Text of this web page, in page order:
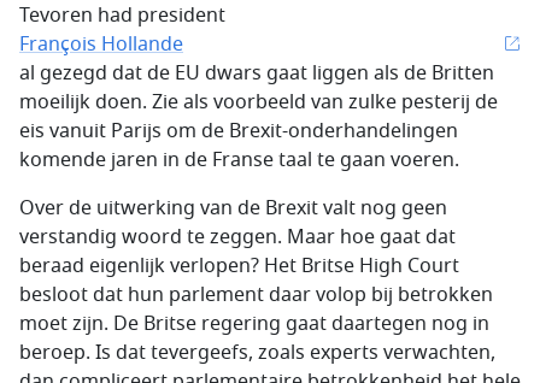
Tevoren had president
François Hollande
al gezegd dat de EU dwars gaat liggen als de Britten
moeilijk doen. Zie als voorbeeld van zulke pesterij de
eis vanuit Parijs om de Brexit-onderhandelingen
komende jaren in de Franse taal te gaan voeren.
Over de uitwerking van de Brexit valt nog geen
verstandig woord te zeggen. Maar hoe gaat dat
beraad eigenlijk verlopen? Het Britse High Court
besloot dat hun parlement daar volop bij betrokken
moet zijn. De Britse regering gaat daartegen nog in
beroep. Is dat tevergeefs, zoals experts verwachten,